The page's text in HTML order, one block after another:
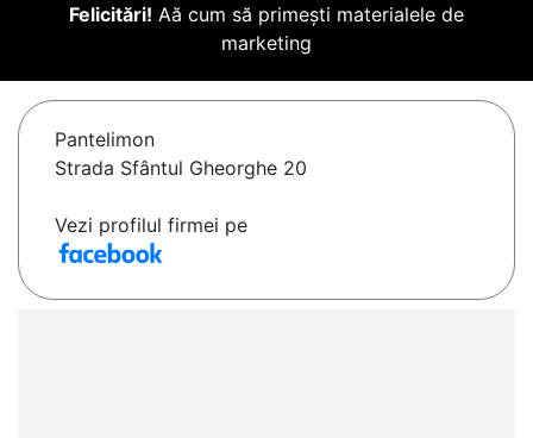
Felicitări! Aă cum să primești materialele de
marketing
Pantelimon
Strada Sfântul Gheorghe 20
Vezi profilul firmei pe